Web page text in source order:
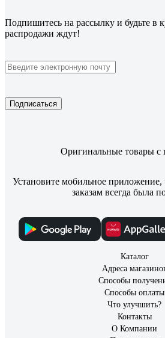
Подпишитесь на рассылку и будьте в
распродажи ждут!
Подписаться
Оригинальные товары с
Установите мобильное
заказам всегда была
Каталог
Адреса
Способы
Способы оплаты
Что улучшить?
Контакты
О Компании